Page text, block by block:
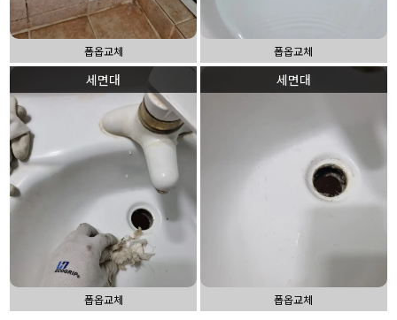
폽옵교체 폽옵교체
세면대
폽옵교체
세면대
폽옵교체